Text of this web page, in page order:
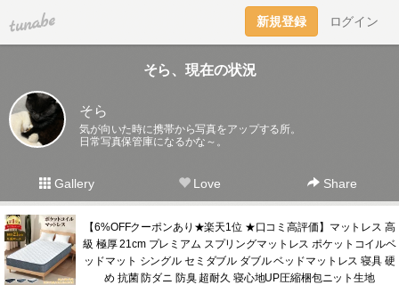
tuna.be 新規登録 ログイン
そら、現在の状況
そら
気が向いた時に携帯から写真をアップする所。
日常写真保管庫になるかな～。
Gallery Love Share
【6%OFFクーポンあり★楽天1位 ★口コミ高評価】マットレス 高
級 極厚 21cm プレミアム スプリングマットレス ポケットコイルベ
ッドマット シングル セミダブル ダブル ベッドマットレス 寝具 硬
め 抗菌 防ダニ 防臭 超耐久 寝心地UP圧縮梱包ニット生地